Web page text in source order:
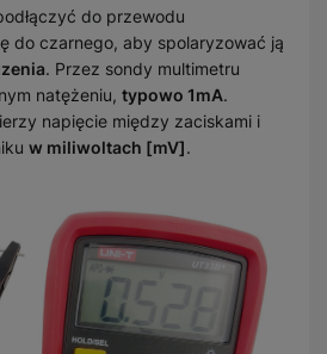
do przewodu
do czarnego, aby spolaryzować ją
. Przez sondy multimetru
natężeniu, typowo 1mA.
napięcie między zaciskami i
w miliwoltach [mV].